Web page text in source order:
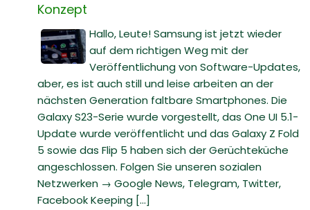
Konzept
Hallo, Leute! Samsung ist jetzt wieder
auf dem richtigen Weg mit der
Veröffentlichung von Software-Updates,
aber, es ist auch still und leise arbeiten an der
nächsten Generation faltbare Smartphones. Die
Galaxy S23-Serie wurde vorgestellt, das One UI 5.1-
Update wurde veröffentlicht und das Galaxy Z Fold
5 sowie das Flip 5 haben sich der Gerüchteküche
angeschlossen. Folgen Sie unseren sozialen
Netzwerken → Google News, Telegram, Twitter,
Facebook Keeping [...]